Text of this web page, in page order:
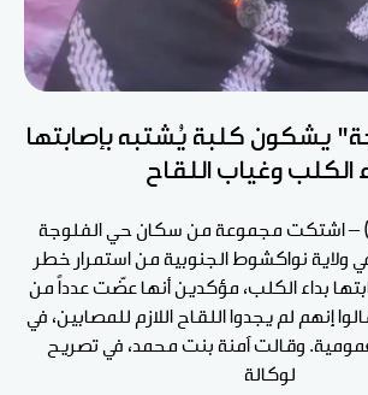
يشكون كلبة يُشتبه بإصابتها
الكلب وغياب اللقاح
– اشتكت مجموعة من سكان حي الفلوجة
ولاية نواكشوط الجنوبية من استمرار خطر
بداء الكلب، مؤكدين أنها عضّت عدداً من
إنهم لم يجدوا اللقاح اللازم للمصابين، في
وقالت آمنة بنت محمد، في تصريح
لوكالة